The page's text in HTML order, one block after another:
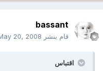
bassant
قام بنشر May 20, 2008
اقتباس